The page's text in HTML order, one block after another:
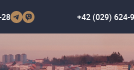
+42 (029) 624-